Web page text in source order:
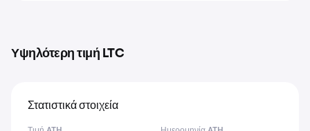
Υψηλότερη τιμή LTC
Στατιστικά στοιχεία